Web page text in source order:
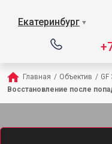
Екатеринбург ▼
Главная / Объектив /
Восстановление после